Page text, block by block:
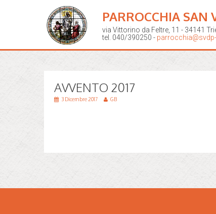
PARROCCHIA SAN
via Vittorino da Feltre, 11 - 34141
tel. 040/390250 -
AVVENTO 2017
3 Dicembre 2017 GB